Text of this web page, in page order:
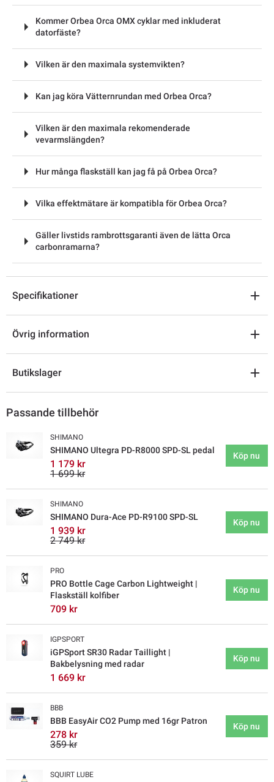
Kommer Orbea Orca OMX cyklar med inkluderat
datorfäste?
Vilken är den maximala systemvikten?
Kan jag köra Vätternrundan med Orbea Orca?
Vilken är den maximala rekomenderade
vevarmslängden?
Hur många flaskställ kan jag få på Orbea Orca?
Vilka effektmätare är kompatibla för Orbea Orca?
Gäller livstids rambrottsgaranti även de lätta Orca
carbonramarna?
Specifikationer
Övrig information
Butikslager
Passande tillbehör
SHIMANO
SHIMANO Ultegra PD-R8000 SPD-SL pedal
1 179 kr
1 699 kr
Köp nu
SHIMANO
SHIMANO Dura-Ace PD-R9100 SPD-SL
1 939 kr
2 749 kr
Köp nu
PRO
PRO Bottle Cage Carbon Lightweight |
Flaskställ kolfiber
709 kr
Köp nu
IGPSPORT
iGPSport SR30 Radar Taillight |
Bakbelysning med radar
1 669 kr
Köp nu
BBB
BBB EasyAir CO2 Pump med 16gr Patron
278 kr
359 kr
Köp nu
SQUIRT LUBE